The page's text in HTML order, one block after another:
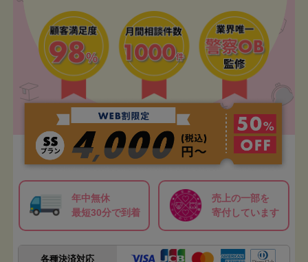
年中無休
最短30分で到着
売上の一部を
寄付しています
各種決済対応